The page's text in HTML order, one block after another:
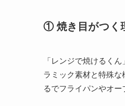
① 焼き目がつく
「レンジで焼けるく
ラミック素材と特殊
るでフライパンやオー